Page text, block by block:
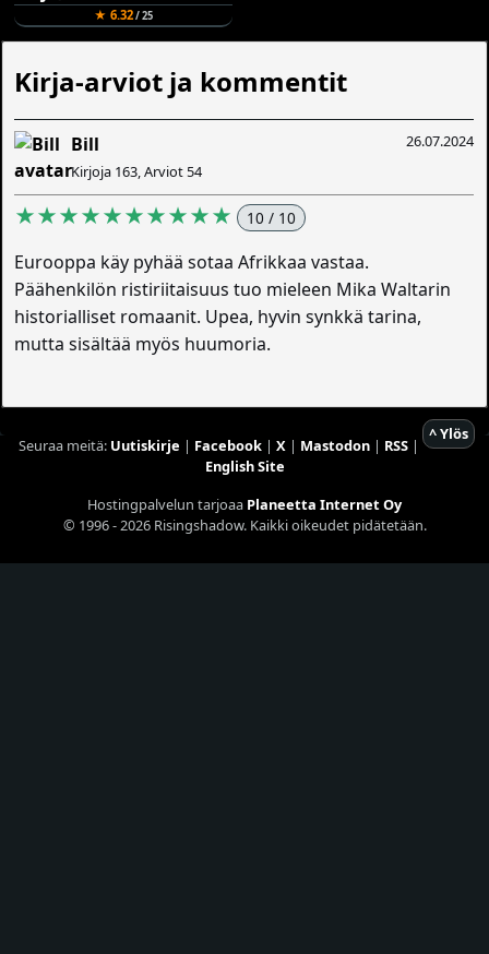
★ 6.32/ 25
Kirja-arviot ja kommentit
26.07.2024
Bill
Kirjoja 163, Arviot 54
★★★★★★★★★★ 10 / 10
Eurooppa käy pyhää sotaa Afrikkaa vastaa.
Päähenkilön ristiriitaisuus tuo mieleen Mika Waltarin
historialliset romaanit. Upea, hyvin synkkä tarina,
mutta sisältää myös huumoria.
^ Ylös
Seuraa meitä: Uutiskirje | Facebook| X| Mastodon| RSS|
English Site
Hostingpalvelun tarjoaa Planeetta Internet Oy
© 1996 - 2026 Risingshadow. Kaikki oikeudet pidätetään.